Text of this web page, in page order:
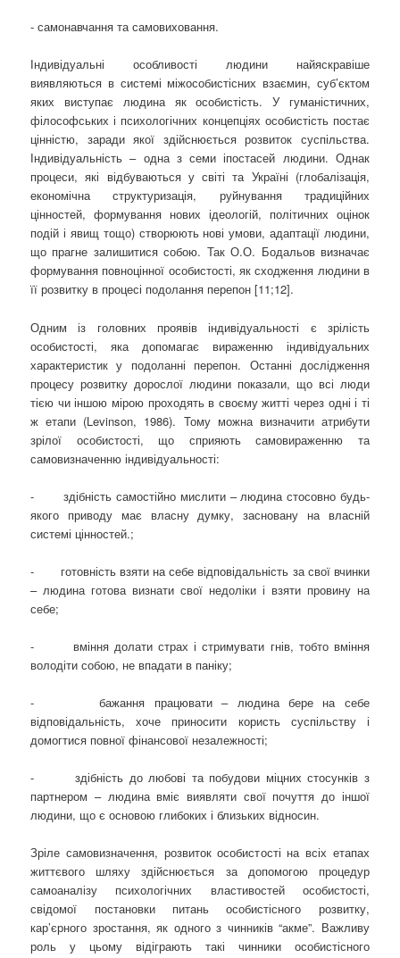
- самонавчання та самовиховання.
Індивідуальні особливості людини найяскравіше
виявляються в системі міжособистісних взаємин, суб’єктом
яких виступає людина як особистість. У гуманістичних,
філософських і психологічних концепціях особистість постає
цінністю, заради якої здійснюється розвиток суспільства.
Індивідуальність – одна з семи іпостасей людини. Однак
процеси, які відбуваються у світі та Україні (глобалізація,
економічна структуризація, руйнування традиційних
цінностей, формування нових ідеологій, політичних оцінок
подій і явищ тощо) створюють нові умови, адаптації людини,
що прагне залишитися собою. Так О.О. Бодальов визначає
формування повноцінної особистості, як сходження людини в
її розвитку в процесі подолання перепон [11;12].
Одним із головних проявів індивідуальності є зрілість
особистості, яка допомагає вираженню індивідуальних
характеристик у подоланні перепон. Останні дослідження
процесу розвитку дорослої людини показали, що всі люди
тією чи іншою мірою проходять в своєму житті через одні і ті
ж етапи (Levinson, 1986). Тому можна визначити атрибути
зрілої особистості, що сприяють самовираженню та
самовизначенню індивідуальності:
- здібність самостійно мислити – людина стосовно будь-
якого приводу має власну думку, засновану на власній
системі цінностей.;
- готовність взяти на себе відповідальність за свої вчинки
– людина готова визнати свої недоліки і взяти провину на
себе;
- вміння долати страх і стримувати гнів, тобто вміння
володіти собою, не впадати в паніку;
- бажання працювати – людина бере на себе
відповідальність, хоче приносити користь суспільству і
домогтися повної фінансової незалежності;
- здібність до любові та побудови міцних стосунків з
партнером – людина вміє виявляти свої почуття до іншої
людини, що є основою глибоких і близьких відносин.
Зріле самовизначення, розвиток особистості на всіх етапах
життєвого шляху здійснюється за допомогою процедур
самоаналізу психологічних властивостей особистості,
свідомої постановки питань особистісного розвитку,
кар’єрного зростання, як одного з чинників “акме”. Важливу
роль у цьому відіграють такі чинники особистісного